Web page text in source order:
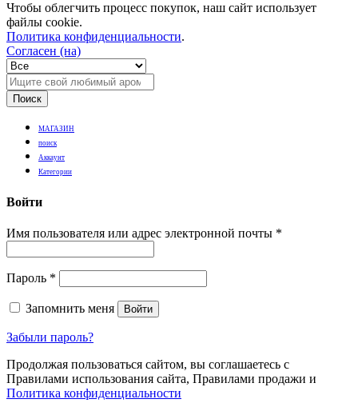
Чтобы облегчить процесс покупок, наш сайт использует
файлы cookie.
Политика конфиденциальности.
Согласен (на)
Поиск
МАГАЗИН
поиск
Аккаунт
Категории
Войти
Имя пользователя или адрес электронной почты *
Пароль *
Запомнить меня Войти
Забыли пароль?
Продолжая пользоваться сайтом, вы соглашаетесь с
Правилами использования сайта, Правилами продажи и
Политика конфиденциальности